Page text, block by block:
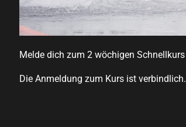
Melde dich zum 2 wöchigen
Die Anmeldung zum Kurs ist